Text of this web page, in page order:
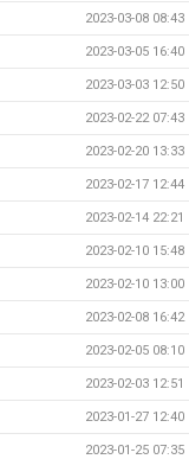
2023-03-08 08:43
2023-03-05 16:40
2023-03-03 12:50
2023-02-22 07:43
2023-02-20 13:33
2023-02-17 12:44
2023-02-14 22:21
2023-02-10 15:48
2023-02-10 13:00
2023-02-08 16:42
2023-02-05 08:10
2023-02-03 12:51
2023-01-27 12:40
2023-01-25 07:35